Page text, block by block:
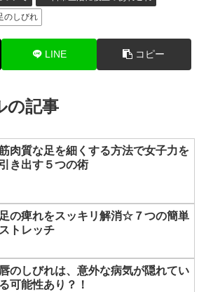
のしびれ
LINE コピー
の記事
肉質な足を細くする方法で女子力を
引き出す５つの術
足の痺れをスッキリ解消☆７つの簡単
ストレッチ
唇のしびれは、意外な病気が隠れてい
る可能性あり？！